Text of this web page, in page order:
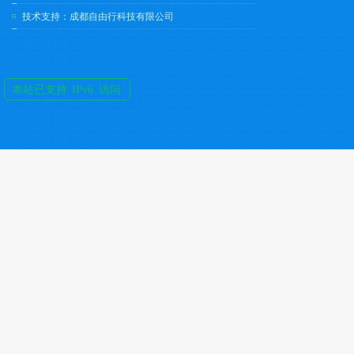
技术支持： 成都自由行科技有限公司